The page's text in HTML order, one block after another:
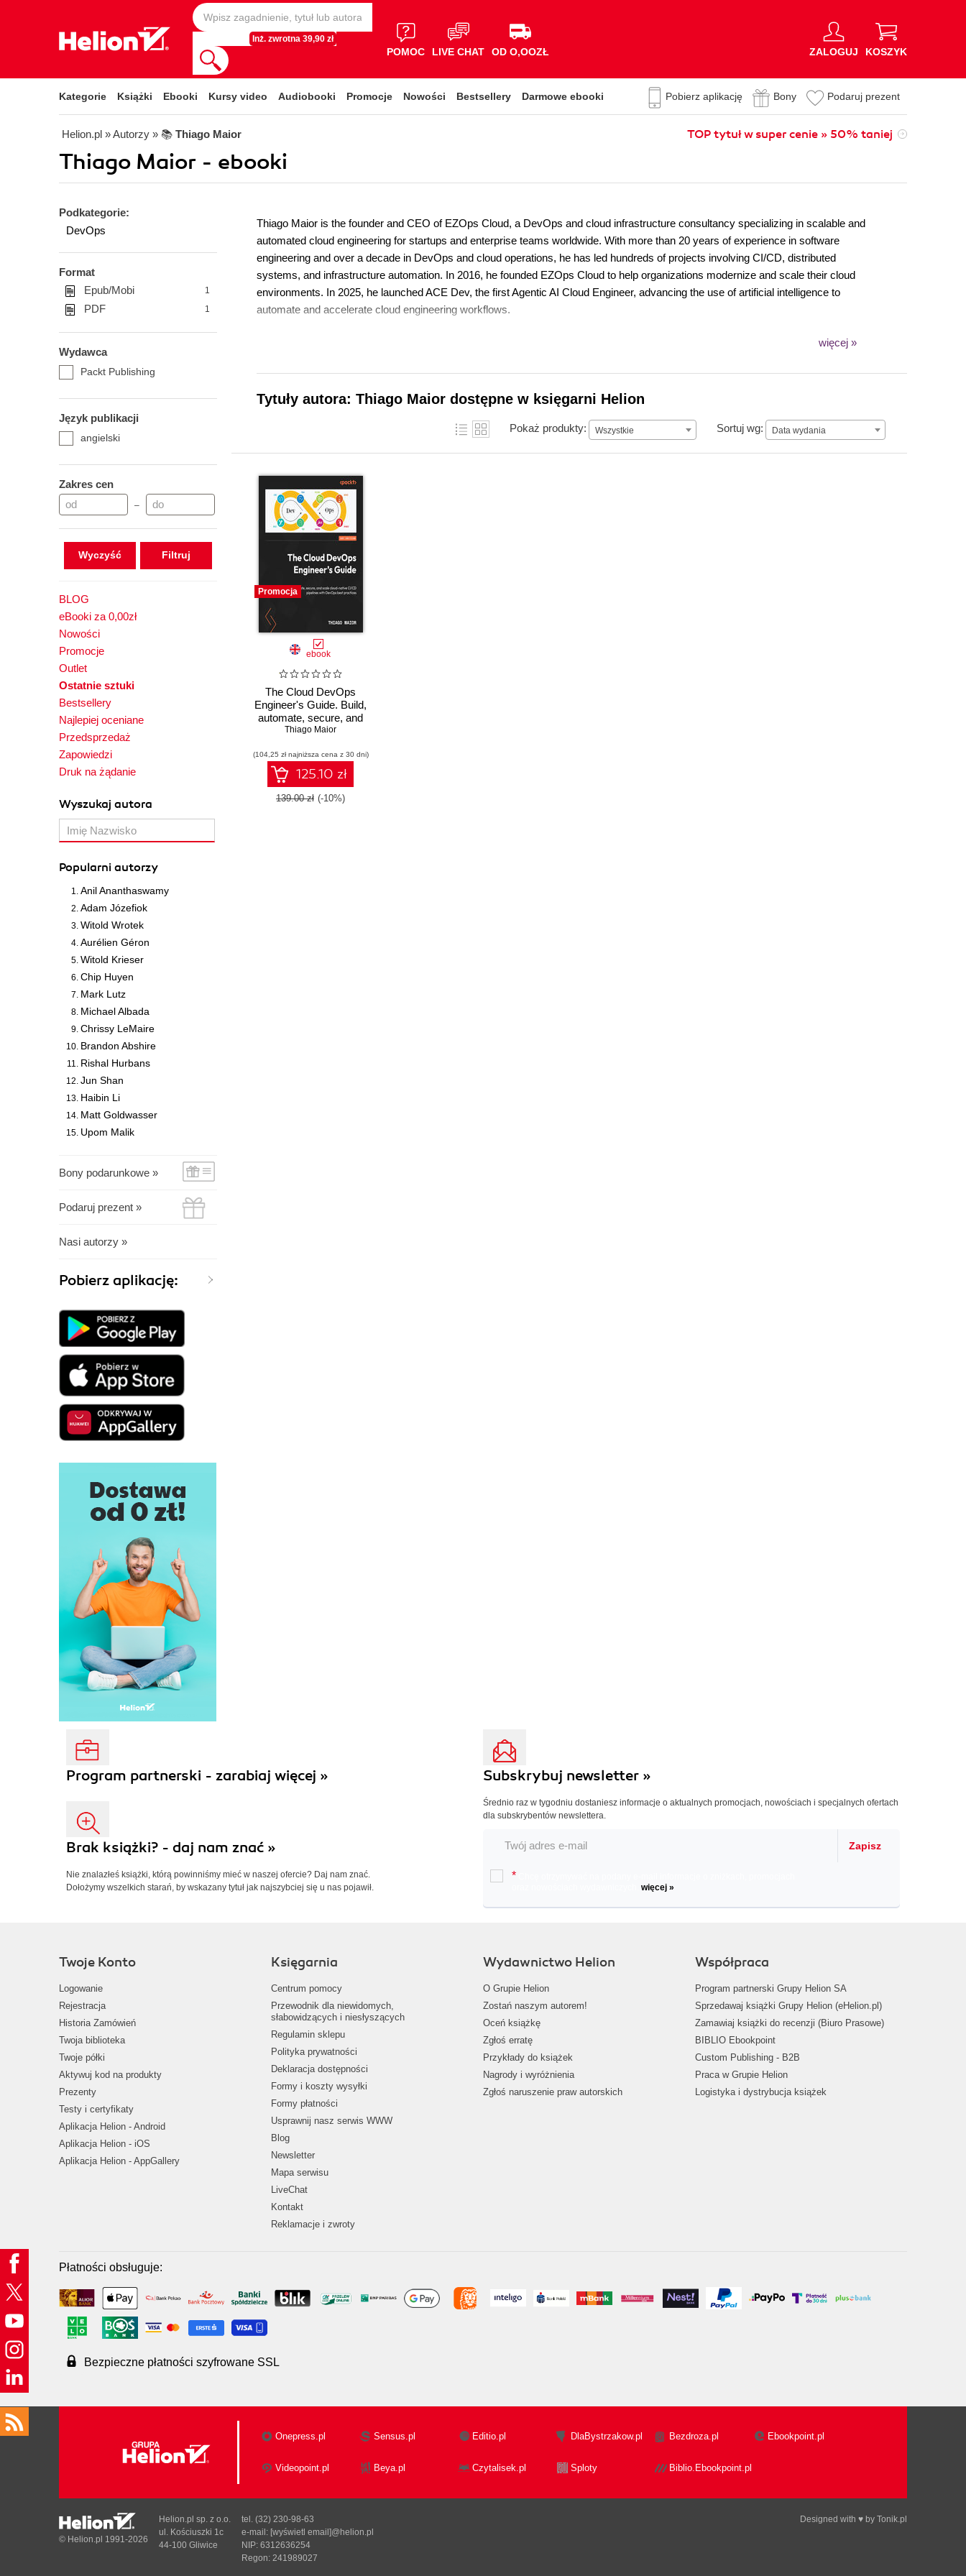
Inż. zwrotna 39,90 zł
POMOC LIVE CHAT OD O,OOZŁ ZALOGUJ KOSZYK
Kategorie Książki Ebooki Kursy video Audiobooki Promocje Nowości Bestsellery Darmowe ebooki Pobierz aplikację Bony Podaruj prezent
Helion.pl » Autorzy » 📚 Thiago Maior TOP tytuł w super cenie » 50% taniej
Thiago Maior - ebooki
Podkategorie:
DevOps
Format
Epub/Mobi
1
PDF 1
Wydawca
Packt Publishing
Język publikacji
angielski
Zakres cen
–
Wyczyść
BLOG
eBooki za 0,00zł
Nowości
Promocje
Outlet
Ostatnie sztuki
Bestsellery
Najlepiej oceniane
Przedsprzedaż
Zapowiedzi
Druk na żądanie
Wyszukaj autora
Popularni autorzy
Anil Ananthaswamy
Adam Józefiok
Witold Wrotek
Aurélien Géron
Witold Krieser
Chip Huyen
Mark Lutz
Michael Albada
Chrissy LeMaire
Brandon Abshire
Rishal Hurbans
Jun Shan
Haibin Li
Matt Goldwasser
Upom Malik
Bony podarunkowe »
Podaruj prezent »
Nasi autorzy »
Pobierz aplikację:
Thiago Maior is the founder and CEO of EZOps Cloud, a DevOps and cloud infrastructure consultancy specializing in scalable and
automated cloud engineering for startups and enterprise teams worldwide. With more than 20 years of experience in software
engineering and over a decade in DevOps and cloud operations, he has led hundreds of projects involving CI/CD, distributed
systems, and infrastructure automation. In 2016, he founded EZOps Cloud to help organizations modernize and scale their cloud
environments. In 2025, he launched ACE Dev, the first Agentic AI Cloud Engineer, advancing the use of artificial intelligence to
automate and accelerate cloud engineering workflows.
więcej »
Tytuły autora: Thiago Maior dostępne w księgarni Helion
Pokaż produkty: Wszystkie Sortuj wg: Data wydania
Data wydania
Promocja
ebook
The Cloud DevOps
Engineer's Guide. Build,
automate, secure, and
scale cloud-native
DevOps best practices
Thiago Maior
(104,25 zł najniższa cena z 30 dni)
125.10 zł
139.00 zł (-10%)
Program partnerski - zarabiaj więcej »
Brak książki? - daj nam znać »
Nie znalazłeś książki, którą powinniśmy mieć w naszej ofercie? Daj nam znać.
Dołożymy wszelkich starań, by wskazany tytuł jak najszybciej się u nas pojawił.
Subskrybuj newsletter »
Średnio raz w tygodniu dostaniesz informacje o aktualnych promocjach, nowościach i specjalnych ofertach
dla subskrybentów newslettera.
Zapisz
*
więcej »
Twoje Konto
Logowanie
Rejestracja
Historia Zamówień
Twoja biblioteka
Twoje półki
Aktywuj kod na produkty
Prezenty
Testy i certyfikaty
Aplikacja Helion - Android
Aplikacja Helion - iOS
Aplikacja Helion - AppGallery
Księgarnia
Centrum pomocy
Przewodnik dla niewidomych,
słabowidzących i niesłyszących
Regulamin sklepu
Polityka prywatności
Deklaracja dostępności
Formy i koszty wysyłki
Formy płatności
Usprawnij nasz serwis WWW
Blog
Newsletter
Mapa serwisu
LiveChat
Kontakt
Reklamacje i zwroty
Wydawnictwo Helion
O Grupie Helion
Zostań naszym autorem!
Oceń książkę
Zgłoś erratę
Przykłady do książek
Nagrody i wyróżnienia
Zgłoś naruszenie praw autorskich
Współpraca
Program partnerski Grupy Helion SA
Sprzedawaj książki Grupy Helion (eHelion.pl)
Zamawiaj książki do recenzji (Biuro Prasowe)
BIBLIO Ebookpoint
Custom Publishing - B2B
Praca w Grupie Helion
Logistyka i dystrybucja książek
Płatności obsługuje:
Bezpieczne płatności szyfrowane SSL
Onepress.pl Sensus.pl Editio.pl DlaBystrzakow.pl Bezdroza.pl Ebookpoint.pl
Videopoint.pl Beya.pl Czytalisek.pl Sploty Biblio.Ebookpoint.pl
Designed with ♥ by Tonik.pl
© Helion.pl 1991-2026
Helion.pl sp. z o.o.
ul. Kościuszki 1c
44-100 Gliwice
tel. (32) 230-98-63
e-mail: [wyświetl email]@helion.pl
NIP: 6312636254
Regon: 241989027